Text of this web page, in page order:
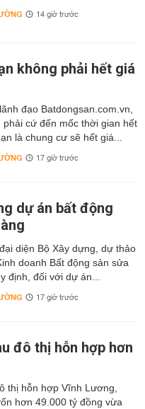
14 giờ trước
không phải hết giá
đạo Batdongsan.com.vn,
phải cứ đến mốc thời gian hết
là chung cư sẽ hết giá...
17 giờ trước
dự án bất động
diện Bộ Xây dựng, dự thảo
doanh Bất động sản sửa
định, đối với dự án...
17 giờ trước
đô thị hỗn hợp hơn
thị hỗn hợp Vĩnh Lương,
hơn 49.000 tỷ đồng vừa